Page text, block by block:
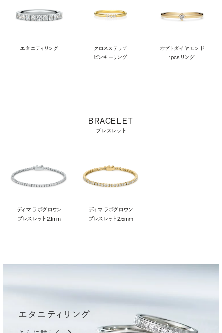
エタニティリング
クロスステッチ
ピンキーリング
オプト ダイヤモンド
1pcs リング
BRACELET
ブレスレット
ディマ ラボグロウン
ブレスレット 2.1mm
ディマ ラボグロウン
ブレスレット 2.5mm
エタニティリング